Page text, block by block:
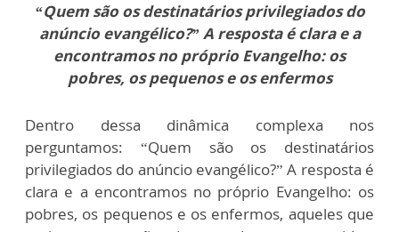
“Quem são os destinatários privilegiados do
anúncio evangélico?” A resposta é clara e a
encontramos no próprio Evangelho: os
pobres, os pequenos e os enfermos
Dentro dessa dinâmica complexa nos
perguntamos: “Quem são os destinatários
privilegiados do anúncio evangélico?” A resposta é
clara e a encontramos no próprio Evangelho: os
pobres, os pequenos e os enfermos, aqueles que